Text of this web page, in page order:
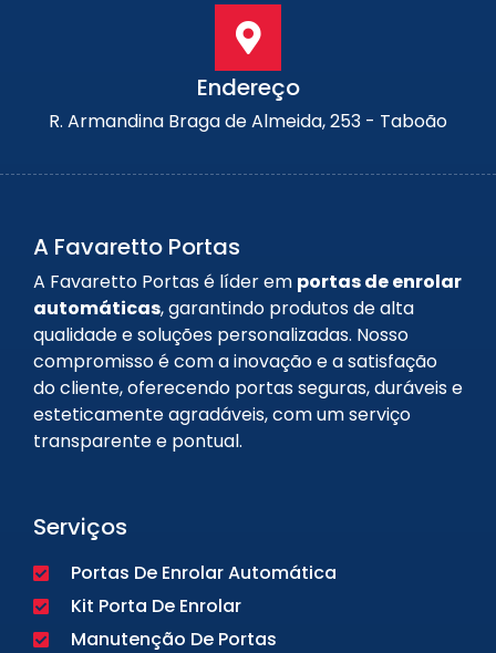
Endereço
R. Armandina Braga de Almeida, 253 - Taboão
A Favaretto Portas
A Favaretto Portas é líder em portas de enrolar
automáticas, garantindo produtos de alta
qualidade e soluções personalizadas. Nosso
compromisso é com a inovação e a satisfação
do cliente, oferecendo portas seguras, duráveis e
esteticamente agradáveis, com um serviço
transparente e pontual.
Serviços
Portas De Enrolar Automática
Kit Porta De Enrolar
Manutenção De Portas